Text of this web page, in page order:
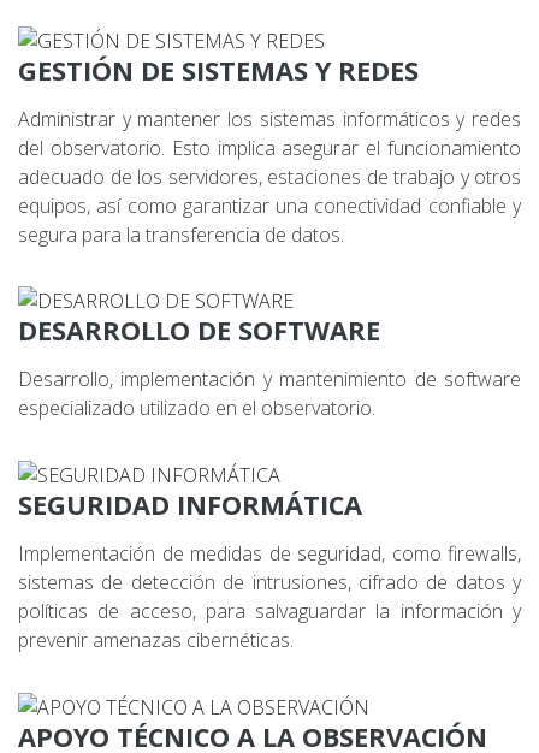
GESTIÓN DE SISTEMAS Y REDES
Administrar y mantener los sistemas informáticos y redes
del observatorio. Esto implica asegurar el funcionamiento
adecuado de los servidores, estaciones de trabajo y otros
equipos, así como garantizar una conectividad confiable y
segura para la transferencia de datos.
DESARROLLO DE SOFTWARE
Desarrollo, implementación y mantenimiento de software
especializado utilizado en el observatorio.
SEGURIDAD INFORMÁTICA
Implementación de medidas de seguridad, como firewalls,
sistemas de detección de intrusiones, cifrado de datos y
políticas de acceso, para salvaguardar la información y
prevenir amenazas cibernéticas.
APOYO TÉCNICO A LA OBSERVACIÓN